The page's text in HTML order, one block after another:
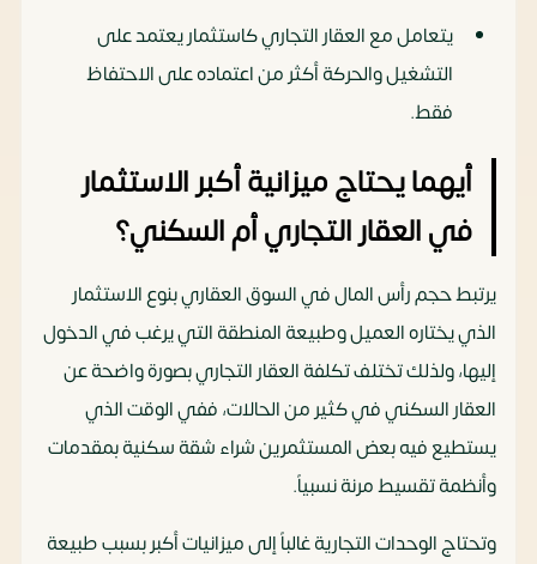
يتعامل مع العقار التجاري كاستثمار يعتمد على
التشغيل والحركة أكثر من اعتماده على الاحتفاظ
فقط.
أيهما يحتاج ميزانية أكبر الاستثمار
في العقار التجاري أم السكني؟
يرتبط حجم رأس المال في السوق العقاري بنوع الاستثمار
الذي يختاره العميل وطبيعة المنطقة التي يرغب في الدخول
إليها، ولذلك تختلف تكلفة العقار التجاري بصورة واضحة عن
العقار السكني في كثير من الحالات، ففي الوقت الذي
يستطيع فيه بعض المستثمرين شراء شقة سكنية بمقدمات
وأنظمة تقسيط مرنة نسبياً.
وتحتاج الوحدات التجارية غالباً إلى ميزانيات أكبر بسبب طبيعة